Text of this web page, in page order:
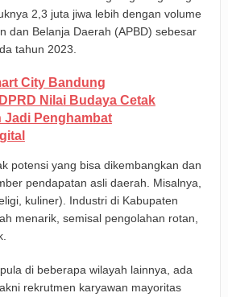
2,3 juta jiwa lebih dengan volume
dan Belanja Daerah (APBD) sebesar
tahun 2023.
City Bandung
Nilai Budaya Cetak
Jadi Penghambat
potensi yang bisa dikembangkan dan
pendapatan asli daerah. Misalnya,
kuliner). Industri di Kabupaten
menarik, semisal pengolahan rotan,
di beberapa wilayah lainnya, ada
rekrutmen karyawan mayoritas